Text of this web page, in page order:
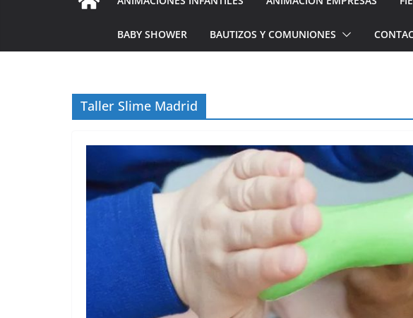
BABY SHOWER BAUTIZOS Y COMUNIONES
Taller Slime Madrid